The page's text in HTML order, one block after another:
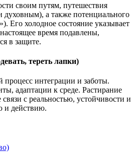
своим путям, путешествия
а также потенциального
Его холодное состояние указывает
время подавлены,
в защите.
тереть лапки)
интеграции и заботы.
адаптации к среде. Растирание
с реальностью, устойчивости и
и действию.